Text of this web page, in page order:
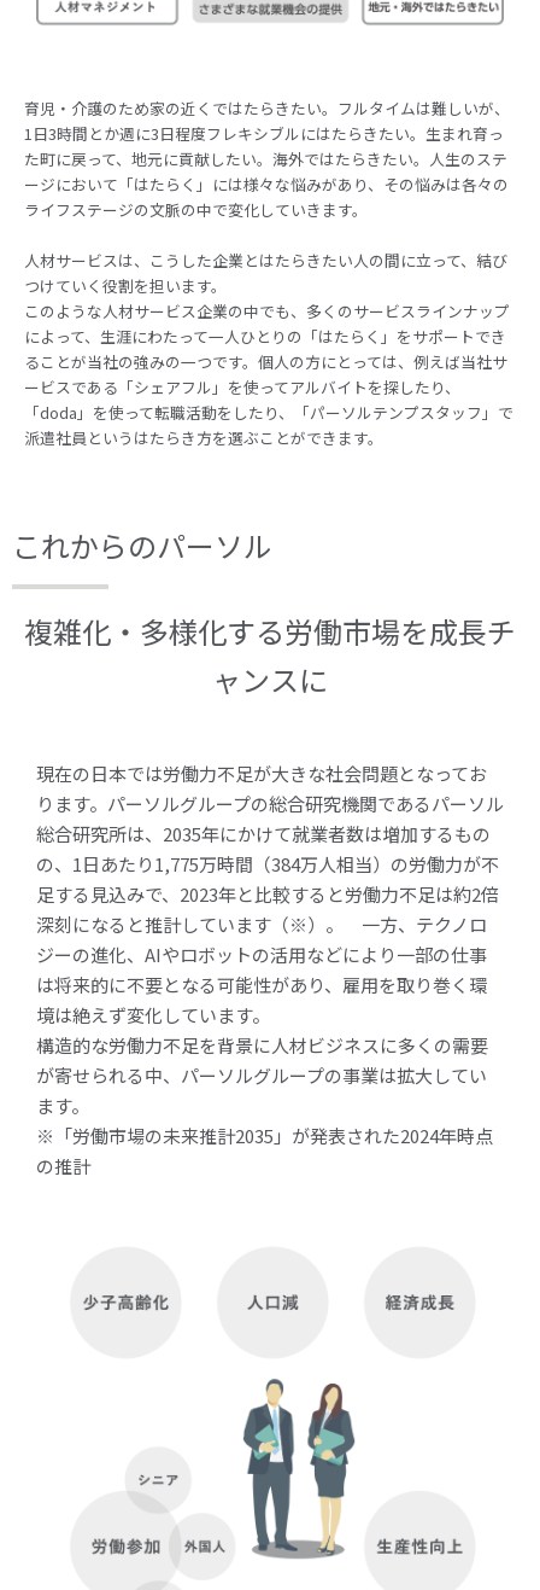
育児・介護のため家の近くではたらきたい。フルタイムは難しいが、
1日3時間とか週に3日程度フレキシブルにはたらきたい。生まれ育っ
た町に戻って、地元に貢献したい。海外ではたらきたい。人生のステ
ージにおいて「はたらく」には様々な悩みがあり、その悩みは各々の
ライフステージの文脈の中で変化していきます。
人材サービスは、こうした企業とはたらきたい人の間に立って、結び
つけていく役割を担います。
このような人材サービス企業の中でも、多くのサービスラインナップ
によって、生涯にわたって一人ひとりの「はたらく」をサポートでき
ることが当社の強みの一つです。個人の方にとっては、例えば当社サ
ービスである「シェアフル」を使ってアルバイトを探したり、
「doda」を使って転職活動をしたり、「パーソルテンプスタッフ」で
派遣社員というはたらき方を選ぶことができます。
これからのパーソル
複雑化・多様化する労働市場を成長チ
ャンスに
現在の日本では労働力不足が大きな社会問題となってお
ります。パーソルグループの総合研究機関であるパーソル
総合研究所は、2035年にかけて就業者数は増加するもの
の、1日あたり1,775万時間（384万人相当）の労働力が不
足する見込みで、2023年と比較すると労働力不足は約2倍
深刻になると推計しています（※）。 一方、テクノロ
ジーの進化、AIやロボットの活用などにより一部の仕事
は将来的に不要となる可能性があり、雇用を取り巻く環
境は絶えず変化しています。
構造的な労働力不足を背景に人材ビジネスに多くの需要
が寄せられる中、パーソルグループの事業は拡大してい
ます。
※「労働市場の未来推計2035」が発表された2024年時点
の推計